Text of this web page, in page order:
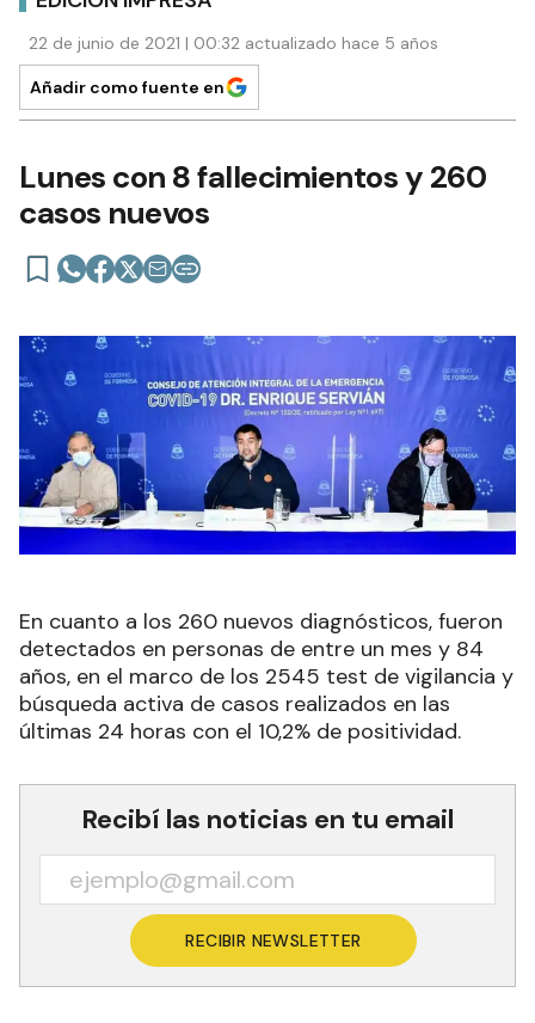
22 de junio de 2021 | 00:32 actualizado hace 5 años
Añadir como fuente en
Lunes con 8 fallecimientos y 260
casos nuevos
En cuanto a los 260 nuevos diagnósticos, fueron
detectados en personas de entre un mes y 84
años, en el marco de los 2545 test de vigilancia y
búsqueda activa de casos realizados en las
últimas 24 horas con el 10,2% de positividad.
Recibí las noticias en tu email
RECIBIR NEWSLETTER